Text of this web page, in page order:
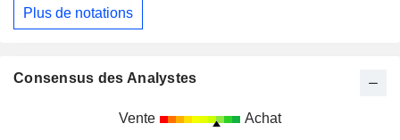
Plus de notations
Consensus des Analystes
Vente Achat